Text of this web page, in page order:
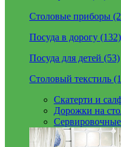
Столовые приборы
Посуда в дорогу (132)
Посуда для детей (53)
Столовый текстиль
Скатерти и
Дорожки на